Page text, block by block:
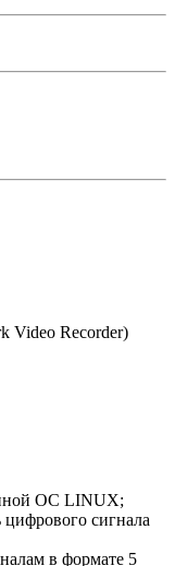
Video Recorder)
ОС LINUX;
сигнала
в формате 5